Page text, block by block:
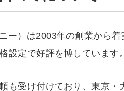
ー）は2003年の創業から着
設定で好評を博しています。
も受け付けており、東京・